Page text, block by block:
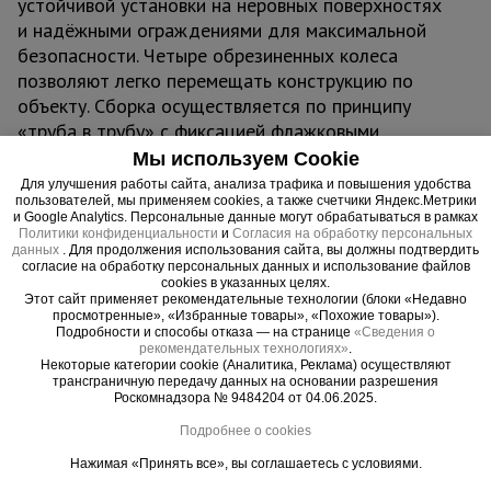
и надёжными ограждениями для максимальной
безопасности. Четыре обрезиненных колеса
позволяют легко перемещать конструкцию по
объекту. Сборка осуществляется по принципу
«труба в трубу» с фиксацией флажковыми
замками — без инструментов и специальных
навыков. Грузоподъёмность до 250 кг
обеспечивает комфортную работу с
инструментами и материалами.
Область применения:
Вышка-тура ВСП 1,2x2,0 ПРОМ, 16.0 м
применяется в строительстве, ремонте, монтаже
вентиляции, освещения, рекламы, отделке
фасадов и интерьеров. Идеальна для работы в
стеснённых условиях: в подъездах, коридорах, на
лестничных площадках и узких проходах.
Мы используем Cookie
Для улучшения работы сайта, анализа трафика и повышения удобства
пользователей, мы применяем cookies, а также счетчики Яндекс.Метрики
и Google Analytics. Персональные данные могут обрабатываться в рамках
Политики конфиденциальности и Согласия на обработку персональных
данных
. Для продолжения использования сайта, вы должны подтвердить
согласие на обработку персональных данных и использование файлов
cookies в указанных целях.
Этот сайт применяет рекомендательные технологии (блоки «Недавно
просмотренные», «Избранные товары», «Похожие товары»).
Подробности и способы отказа — на странице «Сведения о
рекомендательных технологиях»
Некоторые категории cookie (Аналитика, Реклама) осуществляют
трансграничную передачу данных на основании разрешения
Роскомнадзора № 9484204 от 04.06.2025.
Подробнее о cookies
Нажимая «Принять все», вы соглашаетесь с условиями.